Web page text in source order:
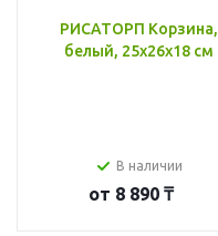
РИСАТОРП Корзина,
белый, 25x26x18 см
В наличии
от 8 890 ₸